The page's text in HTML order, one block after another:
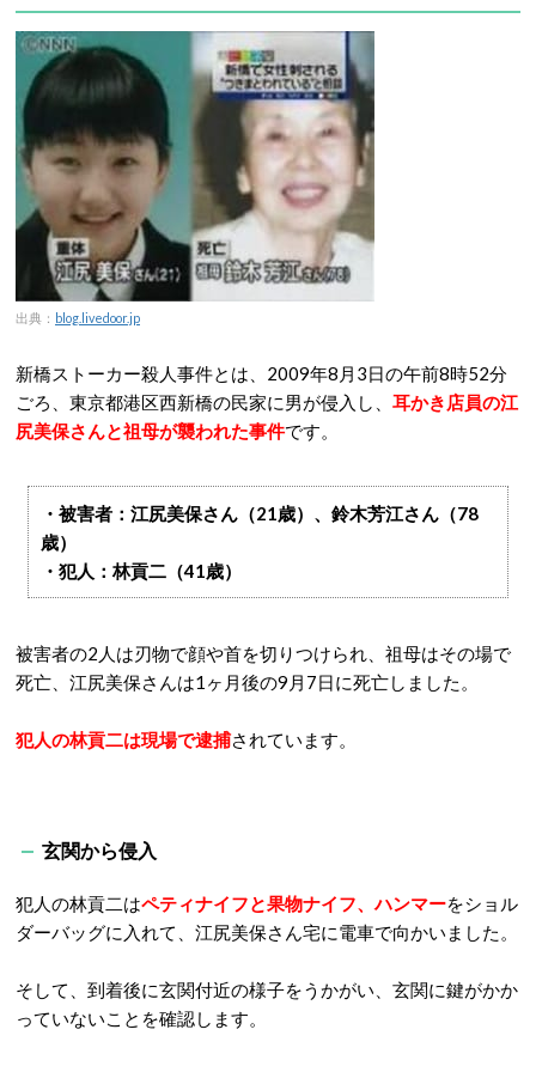
出典： blog.livedoor.jp
新橋ストーカー殺人事件とは、2009年8月3日の午前8時52分
ごろ、東京都港区西新橋の民家に男が侵入し、 耳かき店員の江
尻美保さんと祖母が襲われた事件です。
・被害者：江尻美保さん（21歳）、鈴木芳江さん（78
歳）
・犯人：林貢二（41歳）
被害者の2人は刃物で顔や首を切りつけられ、祖母はその場で
死亡、江尻美保さんは1ヶ月後の9月7日に死亡しました。
犯人の林貢二は現場で逮捕されています。
玄関から侵入
犯人の林貢二はペティナイフと果物ナイフ、ハンマーをショル
ダーバッグに入れて、江尻美保さん宅に電車で向かいました。
そして、到着後に玄関付近の様子をうかがい、玄関に鍵がかか
っていないことを確認します。